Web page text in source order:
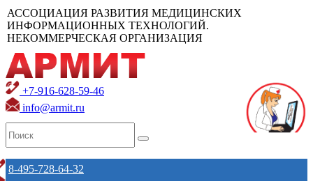
АССОЦИАЦИЯ РАЗВИТИЯ МЕДИЦИНСКИХ
ИНФОРМАЦИОННЫХ ТЕХНОЛОГИЙ.
НЕКОММЕРЧЕСКАЯ ОРГАНИЗАЦИЯ
+7-916-628-59-46
info@armit.ru
8-495-728-64-32